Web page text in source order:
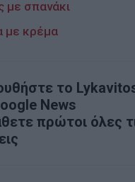
με σπανάκι
με κρέμα
το
News
πρώτοι όλες